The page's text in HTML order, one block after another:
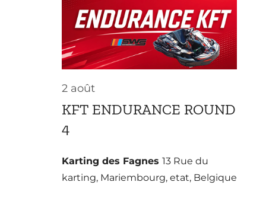
2 août
KFT ENDURANCE ROUND
4
Karting des Fagnes 13 Rue du
karting, Mariembourg, etat, Belgique